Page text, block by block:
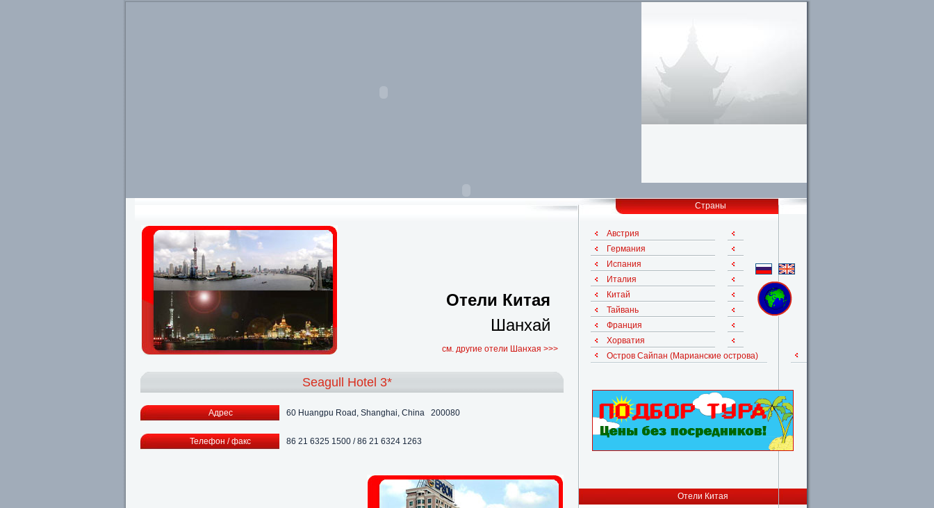
Отели Китая
Шанхай
см. другие отели Шанхая >>>
Seagull Hotel 3*
Адрес 60 Huangpu Road, Shanghai, China 200080
Телефон / факс 86 21 6325 1500 / 86 21 6324 1263
Страны
Австрия
Германия
Испания
Италия
Китай
Тайвань
Франция
Хорватия
Остров Сайпан (Марианские острова)
Отели Китая